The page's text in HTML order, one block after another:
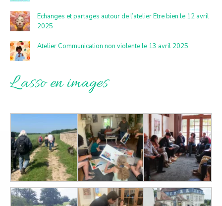
Echanges et partages autour de l’atelier Etre bien le 12 avril
2025
Atelier Communication non violente le 13 avril 2025
L’asso en images